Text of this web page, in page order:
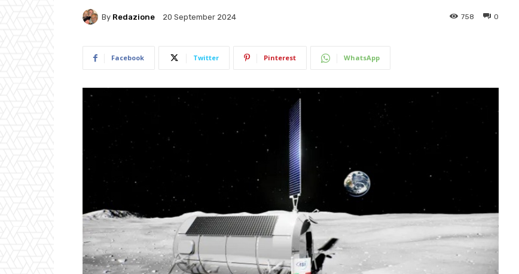
By Redazione 20 September 2024 0
758
Facebook Twitter Pinterest WhatsApp